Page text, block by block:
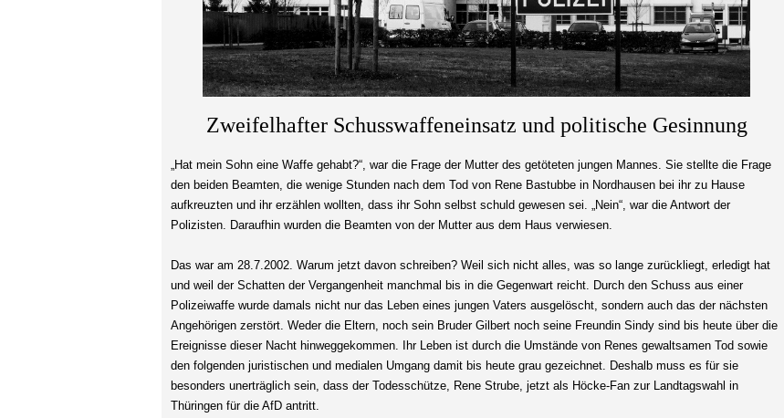
Zweifelhafter Schusswaffeneinsatz und politische Gesinnung
„Hat mein Sohn eine Waffe gehabt?“, war die Frage der Mutter des getöteten jungen Mannes. Sie stellte die Frage
den beiden Beamten, die wenige Stunden nach dem Tod von Rene Bastubbe in Nordhausen bei ihr zu Hause
aufkreuzten und ihr erzählen wollten, dass ihr Sohn selbst schuld gewesen sei. „Nein“, war die Antwort der
Polizisten. Daraufhin wurden die Beamten von der Mutter aus dem Haus verwiesen.
Das war am 28.7.2002. Warum jetzt davon schreiben? Weil sich nicht alles, was so lange zurückliegt, erledigt hat
und weil der Schatten der Vergangenheit manchmal bis in die Gegenwart reicht. Durch den Schuss aus einer
Polizeiwaffe wurde damals nicht nur das Leben eines jungen Vaters ausgelöscht, sondern auch das der nächsten
Angehörigen zerstört. Weder die Eltern, noch sein Bruder Gilbert noch seine Freundin Sindy sind bis heute über die
Ereignisse dieser Nacht hinweggekommen. Ihr Leben ist durch die Umstände von Renes gewaltsamen Tod sowie
den folgenden juristischen und medialen Umgang damit bis heute grau gezeichnet. Deshalb muss es für sie
besonders unerträglich sein, dass der Todesschütze, Rene Strube, jetzt als Höcke-Fan zur Landtagswahl in
Thüringen für die AfD antritt.